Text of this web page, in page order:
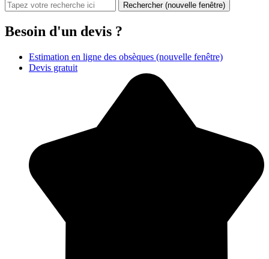
Rechercher (nouvelle fenêtre)
Besoin d'un devis ?
Estimation en ligne des obsèques (nouvelle fenêtre)
Devis gratuit